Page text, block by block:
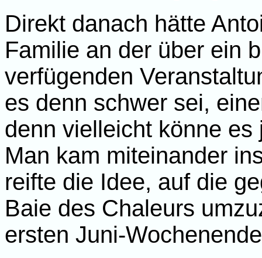
Direkt danach hätte
Familie an der über ein
verfügenden
es denn schwer sei,
denn vielleicht könne
Man kam miteinander
reifte die Idee, auf die
Baie des Chaleurs
ersten Juni-